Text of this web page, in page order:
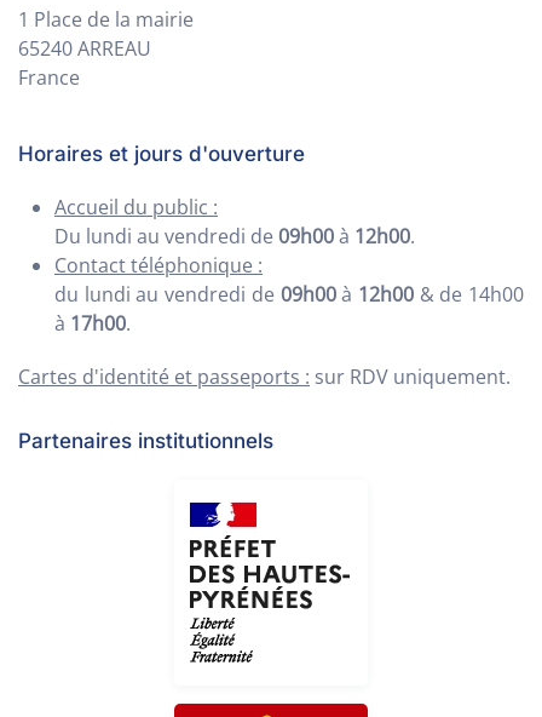
1 Place de la mairie
65240 ARREAU
France
Horaires et jours d'ouverture
Accueil du public :
Du lundi au vendredi de 09h00à 12h00.
Contact téléphonique :
du lundi au vendredi de 09h00à 12h00& de 14h00
à 17h00.
Cartes d'identité et passeports : sur RDV uniquement.
Partenaires institutionnels